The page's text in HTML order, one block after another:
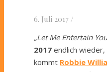
6. Juli 2017 /
„Let Me Entertain
2017 endlich
kommt Robbie